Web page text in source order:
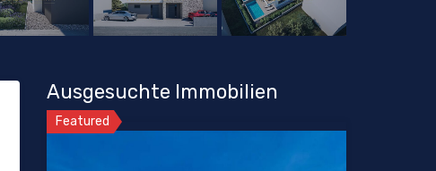
Ausgesuchte Immobilien
Featured